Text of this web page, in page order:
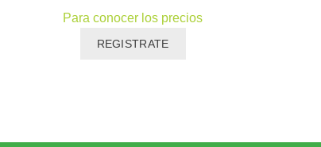
Para conocer los precios
REGISTRATE